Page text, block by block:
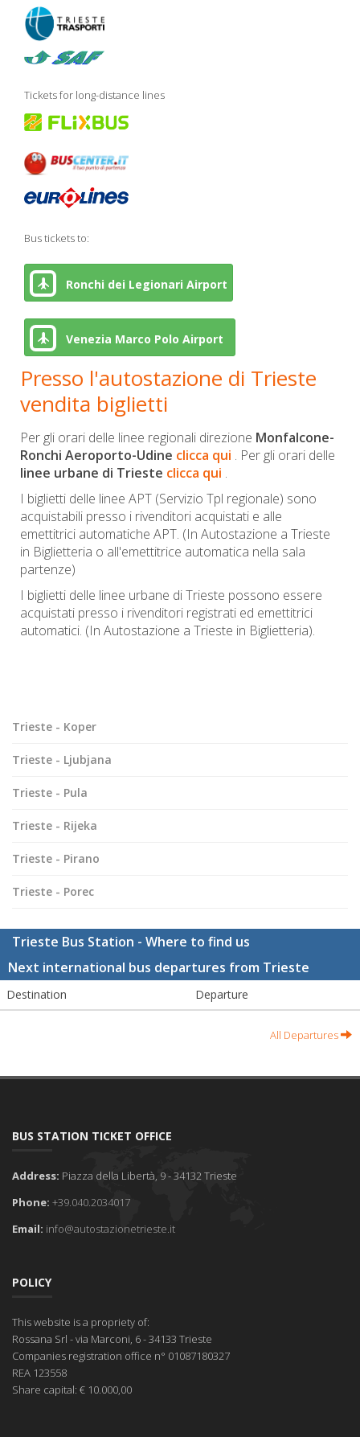
Tickets for long-distance lines
Bus tickets to:
Ronchi dei Legionari Airport
Venezia Marco Polo Airport
Presso l'autostazione di Trieste
vendita biglietti
Per gli orari delle linee regionali direzione Monfalcone-
Ronchi Aeroporto-Udine clicca qui . Per gli orari delle
linee urbane di Trieste clicca qui .
I biglietti delle linee APT (Servizio Tpl regionale) sono
acquistabili presso i rivenditori acquistati e alle
emettitrici automatiche APT. (In Autostazione a Trieste
in Biglietteria o all'emettitrice automatica nella sala
partenze)
I biglietti delle linee urbane di Trieste possono essere
acquistati presso i rivenditori registrati ed emettitrici
automatici. (In Autostazione a Trieste in Biglietteria).
Trieste - Koper
Trieste - Ljubjana
Trieste - Pula
Trieste - Rijeka
Trieste - Pirano
Trieste - Porec
Trieste Bus Station - Where to find us
Next international bus departures from Trieste
Destination Departure
All Departures
BUS STATION TICKET OFFICE
Address: Piazza della Libertà, 9 - 34132 Trieste
Phone: +39.040.2034017
Email: info@autostazionetrieste.it
POLICY
This website is a propriety of:
Rossana Srl - via Marconi, 6 - 34133 Trieste
Companies registration office n° 01087180327
REA 123558
Share capital: € 10.000,00